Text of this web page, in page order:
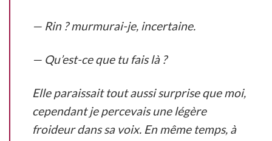
— Rin ? murmurai-je, incertaine.
— Qu’est-ce que tu fais là ?
Elle paraissait tout aussi surprise que moi,
cependant je percevais une légère
froideur dans sa voix. En même temps, à